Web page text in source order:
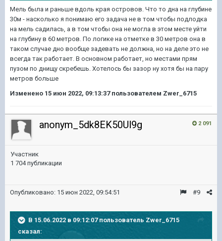
Мель была и раньше вдоль края островов. Что то дна на глубине
30м - насколько я понимаю его задача не в том чтобы подлодка
на мель садилась, а в том чтобы она не могла в этом месте уйти
на глубину в 60 метров. По логике на отметке в 30 метров она в
таком случае дно вообще задевать не должна, но на деле это не
всегда так работает. В основном работает, но местами прям
пузом по днищу скребешь. Хотелось бы зазор ну хотя бы на пару
метров больше
Изменено 15 июн 2022, 09:13:37пользователем Zwer_6715
2 091
anonym_5dk8EK50Ul9g
Участник
1 704 публикации
#9
Опубликовано: 15 июн 2022, 09:54:51
В 15.06.2022 в 09:12:07 пользователь Zwer_6715
сказал: